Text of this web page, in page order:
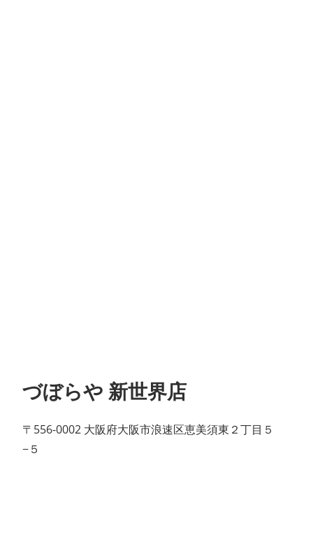
づぼらや 新世界店
〒556-0002 大阪府大阪市浪速区恵美須東２丁目５
−５